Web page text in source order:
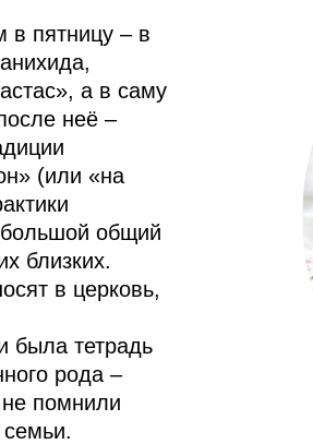
в пятницу – в
а в саму
неё –
(или «на
общий
близких.
в церковь,
была тетрадь
рода –
помнили